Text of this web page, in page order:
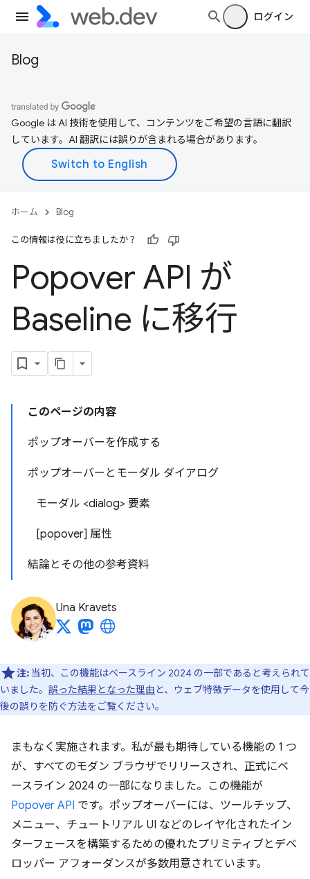
ログイン
Blog
Google は AI 技術を使用して、コンテンツをご希望の言語に翻訳
しています。AI 翻訳には誤りが含まれる場合があります。
ホーム Blog
この情報は役に立ちましたか？
Popover API が
Baseline に移行
このページの内容
ポップオーバーを作成する
ポップオーバーとモーダル ダイアログ
モーダル <dialog> 要素
[popover] 属性
結論とその他の参考資料
Una Kravets
注: 当初、この機能はベースライン 2024 の一部であると考えられて
いました。 誤った結果となった理由 と、ウェブ特徴データを使用して今
後の誤りを防ぐ方法をご覧ください。
まもなく実施されます。私が最も期待している機能の 1 つ
が、すべてのモダン ブラウザでリリースされ、正式にベ
ースライン 2024 の一部になりました。この機能が
Popover API です。ポップオーバーには、ツールチップ、
メニュー、チュートリアル UI などのレイヤ化されたイン
ターフェースを構築するための優れたプリミティブとデベ
ロッパー アフォーダンスが多数用意されています。